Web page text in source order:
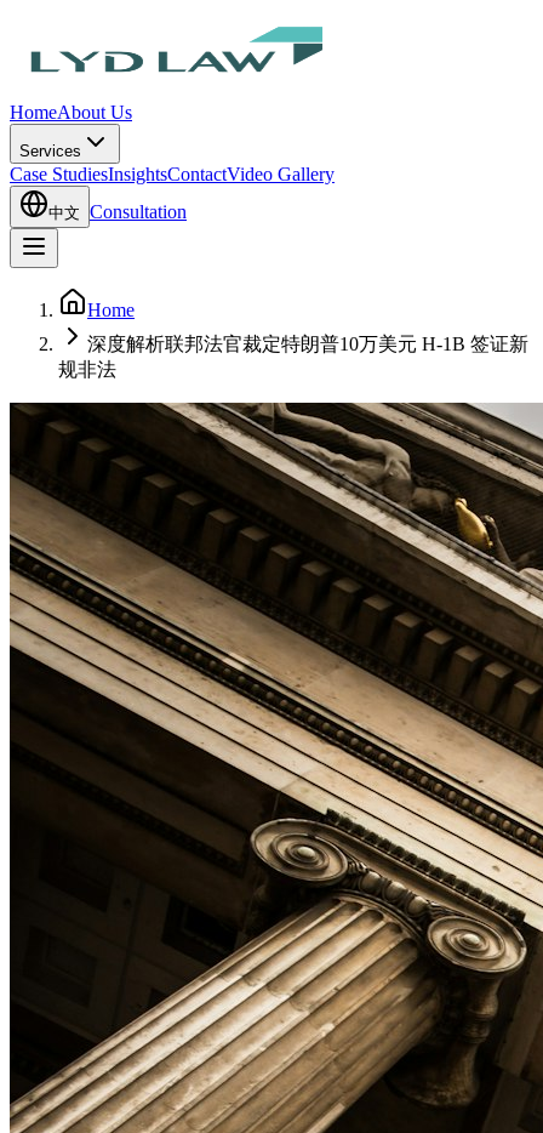
HomeAbout Us
Services
Case StudiesInsightsContactVideo Gallery
中文 Consultation
Home
深度解析联邦法官裁定特朗普10万美元 H-1B 签证新
规非法